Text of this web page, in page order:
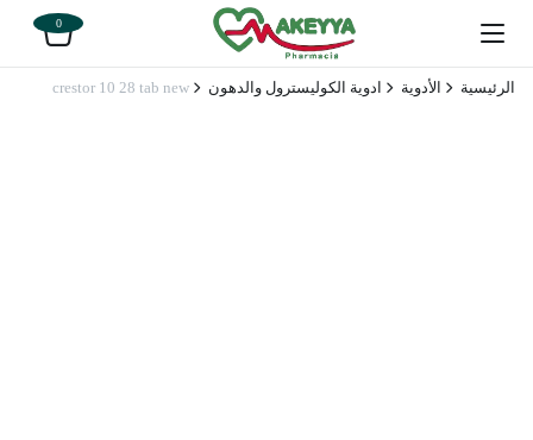
0
الرئيسية الأدوية ادوية الكوليسترول والدهون crestor 10 28 tab new